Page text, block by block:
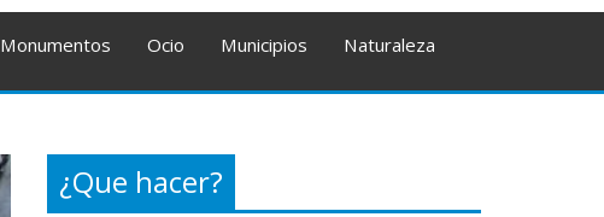
Monumentos Ocio Municipios Naturaleza
¿Que hacer?